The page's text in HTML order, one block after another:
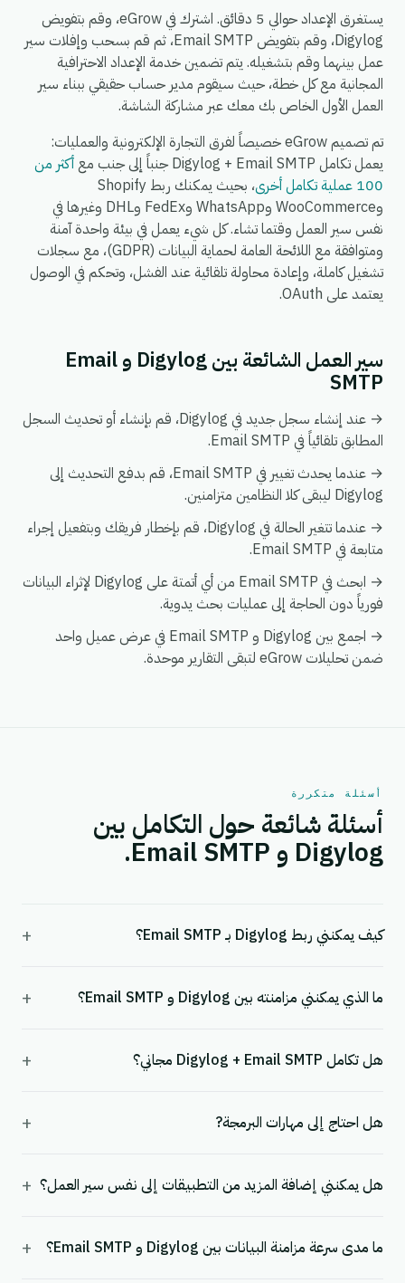
يستغرق الإعداد حوالي 5 دقائق. اشترك في eGrow، وقم بتفويض
Digylog، وقم بتفويض Email SMTP، ثم قم بسحب وإفلات سير
عمل بينهما وقم بتشغيله. يتم تضمين خدمة الإعداد الاحترافية
المجانية مع كل خطة، حيث سيقوم مدير حساب حقيقي ببناء سير
العمل الأول الخاص بك معك عبر مشاركة الشاشة.
تم تصميم eGrow خصيصاً لفرق التجارة الإلكترونية والعمليات:
يعمل تكامل Digylog + Email SMTP جنباً إلى جنب مع
أكثر من
100 عملية تكامل أخرى
، بحيث يمكنك ربط Shopify
وWooCommerce وWhatsApp وFedEx وDHL وغيرها في
نفس سير العمل وقتما تشاء. كل شيء يعمل في بيئة واحدة آمنة
ومتوافقة مع اللائحة العامة لحماية البيانات (GDPR)، مع سجلات
تشغيل كاملة، وإعادة محاولة تلقائية عند الفشل، وتحكم في الوصول
يعتمد على OAuth.
سير العمل الشائعة بين Digylog و Email
SMTP
→ عند إنشاء سجل جديد في Digylog، قم بإنشاء أو تحديث السجل
المطابق تلقائياً في Email SMTP.
→ عندما يحدث تغيير في Email SMTP، قم بدفع التحديث إلى
Digylog ليبقى كلا النظامين متزامنين.
→ عندما تتغير الحالة في Digylog، قم بإخطار فريقك وبتفعيل إجراء
متابعة في Email SMTP.
→ ابحث في Email SMTP من أي أتمتة على Digylog لإثراء البيانات
فورياً دون الحاجة إلى عمليات بحث يدوية.
→ اجمع بين Digylog و Email SMTP في عرض عميل واحد
ضمن تحليلات eGrow لتبقى التقارير موحدة.
أسئلة متكررة
أسئلة شائعة حول التكامل بين
Digylog و Email SMTP.
كيف يمكنني ربط Digylog بـ Email SMTP؟ +
ما الذي يمكنني مزامنته بين Digylog و Email SMTP؟ +
هل تكامل Digylog + Email SMTP مجاني؟ +
هل احتاج إلى مهارات البرمجة? +
هل يمكنني إضافة المزيد من التطبيقات إلى نفس سير العمل؟ +
ما مدى سرعة مزامنة البيانات بين Digylog و Email SMTP؟ +